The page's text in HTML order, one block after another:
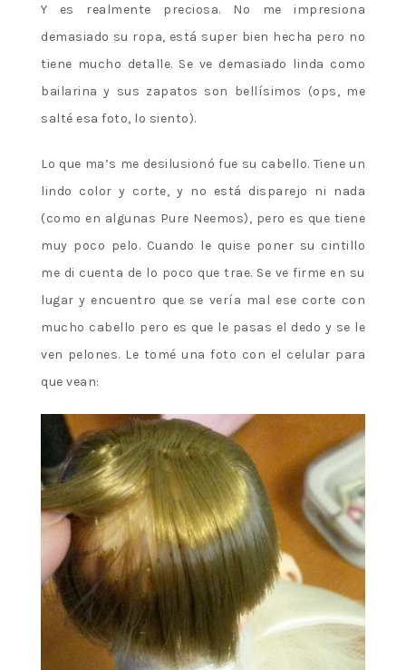
Y es realmente preciosa. No me impresiona
demasiado su ropa, está super bien hecha pero no
tiene mucho detalle. Se ve demasiado linda como
bailarina y sus zapatos son bellísimos (ops, me
salté esa foto, lo siento).
Lo que ma’s me desilusionó fue su cabello. Tiene un
lindo color y corte, y no está disparejo ni nada
(como en algunas Pure Neemos), pero es que tiene
muy poco pelo. Cuando le quise poner su cintillo
me di cuenta de lo poco que trae. Se ve firme en su
lugar y encuentro que se vería mal ese corte con
mucho cabello pero es que le pasas el dedo y se le
ven pelones. Le tomé una foto con el celular para
que vean: